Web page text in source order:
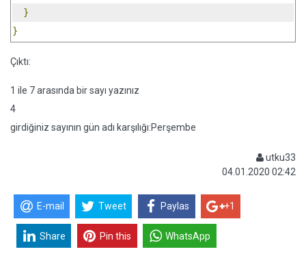
}
}
Çıktı:
1 ile 7 arasında bir sayı yazınız
4
girdiğiniz sayının gün adı karşılığı:Perşembe
utku33
04.01.2020 02:42
E-mail Tweet Paylas +1
Share Pin this WhatsApp